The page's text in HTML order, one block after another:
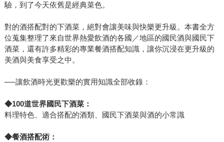
驗，到了今天依舊是經典菜色。
對的酒搭配對的下酒菜，絕對會讓美味與快樂更升級。本書全方
位蒐集整理了來自世界熱愛飲酒的各國／地區的國民酒與國民下
酒菜，還有許多精彩的專業餐酒搭配知識，讓你沉浸在更升級的
美酒與美食享受之中。
──讓飲酒時光更歡樂的實用知識全部收錄：
◆100道世界國民下酒菜：
料理特色、適合搭配的酒類、國民下酒菜與酒的小常識
◆餐酒搭配術：